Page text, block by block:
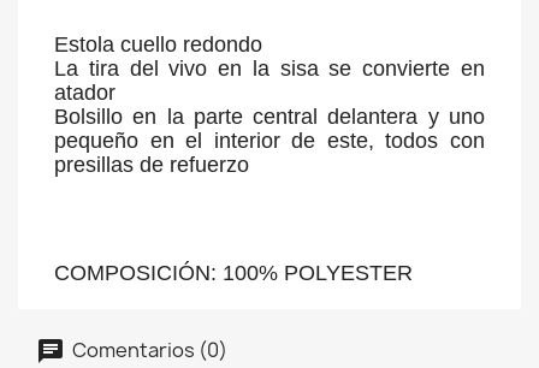
Estola cuello redondo
La tira del vivo en la sisa se convierte en
atador
Bolsillo en la parte central delantera y uno
pequeño en el interior de este, todos con
presillas de refuerzo
COMPOSICIÓN: 100% POLYESTER
Comentarios (0)